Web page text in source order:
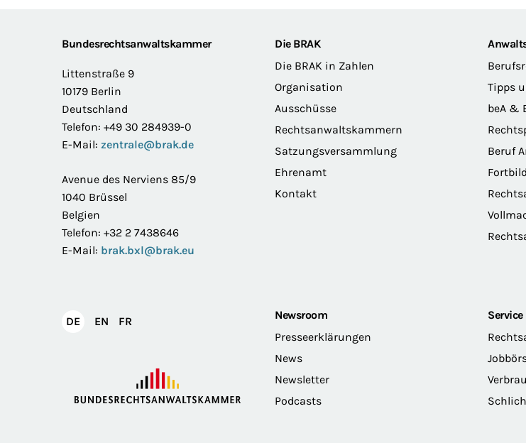
FooterBundesrechtsanwaltskammer
Littenstraße 9
10179 Berlin
Deutschland
Telefon: +49 30 284939-0
E-Mail: zentrale@brak.de
Avenue des Nerviens 85/9
1040 Brüssel
Belgien
Telefon: +32 2 7438646
E-Mail: brak.bxl@brak.eu
Die BRAK
Die BRAK in Zahlen
Organisation
Ausschüsse
Rechtsanwaltskammern
Satzungsversammlung
Ehrenamt
Kontakt
Tipps
beA &
Beruf
DEDeutsch
EN English
FR
Newsroom
Presseerklärungen
News
Newsletter
Podcasts
Service